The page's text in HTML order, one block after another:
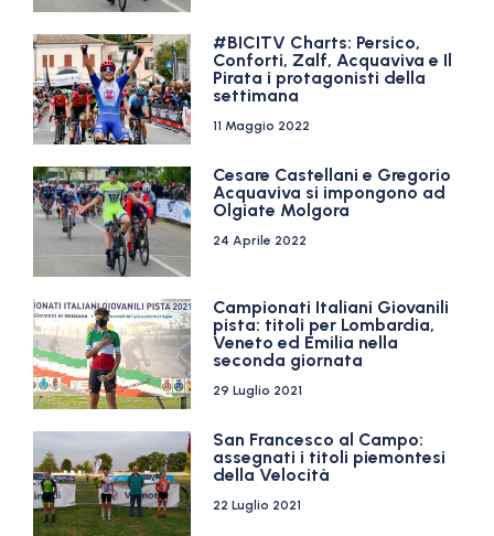
#BICITV Charts: Persico,
Conforti, Zalf, Acquaviva e Il
Pirata i protagonisti della
settimana
11 Maggio 2022
Cesare Castellani e Gregorio
Acquaviva si impongono ad
Olgiate Molgora
24 Aprile 2022
Campionati Italiani Giovanili
pista: titoli per Lombardia,
Veneto ed Emilia nella
seconda giornata
29 Luglio 2021
San Francesco al Campo:
assegnati i titoli piemontesi
della Velocità
22 Luglio 2021